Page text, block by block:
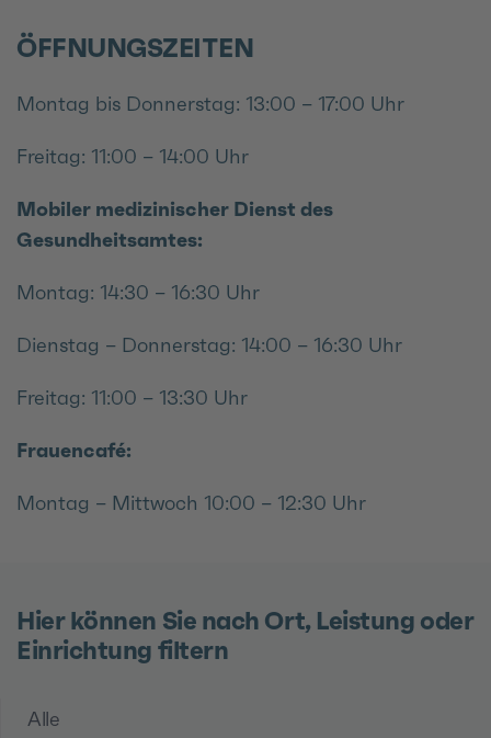
ÖFFNUNGSZEITEN
Montag bis Donnerstag: 13:00 – 17:00 Uhr
Freitag: 11:00 – 14:00 Uhr
Mobiler medizinischer Dienst des
Gesundheitsamtes:
Montag: 14:30 – 16:30 Uhr
Dienstag – Donnerstag: 14:00 – 16:30 Uhr
Freitag: 11:00 – 13:30 Uhr
Frauencafé:
Montag – Mittwoch 10:00 – 12:30 Uhr
Hier können Sie nach Ort, Leistung oder
Einrichtung filtern
Alle